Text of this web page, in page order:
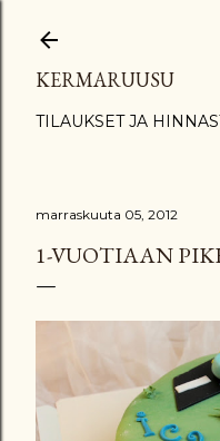
KERMARUUSU
TILAUKSET JA
marraskuuta 05, 2012
1-VUOTIAAN